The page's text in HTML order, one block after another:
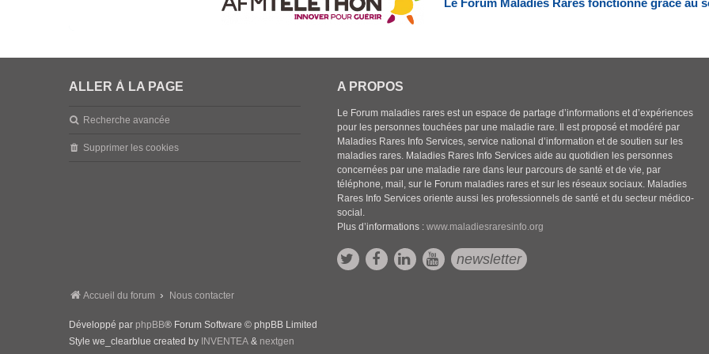
Le Forum Maladies Rares fonctionne grâce au
ALLER À LA PAGE
Recherche avancée
Supprimer les cookies
A PROPOS
Le Forum maladies rares est un espace de partage d’informations et d’expériences
pour les personnes touchées par une maladie rare. Il est proposé et modéré par
Maladies Rares Info Services, service national d’information et de soutien sur les
maladies rares. Maladies Rares Info Services aide au quotidien les personnes
concernées par une maladie rare dans leur parcours de santé et de vie, par
téléphone, mail, sur le Forum maladies rares et sur les réseaux sociaux. Maladies
Rares Info Services oriente aussi les professionnels de santé et du secteur médico-
social.
Plus d’informations :www.maladiesraresinfo.org
newsletter
Accueil du forum Nous contacter
Développé par phpBB® Forum Software © phpBB Limited
Style we_clearblue created by INVENTEA & nextgen